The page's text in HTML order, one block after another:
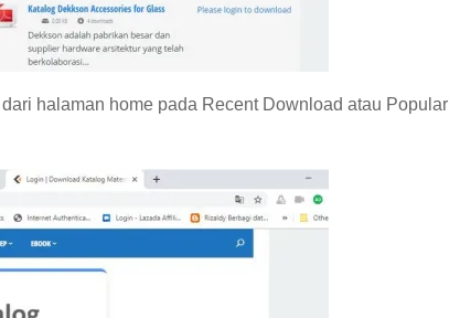
dari halaman home pada Recent Download atau Popular